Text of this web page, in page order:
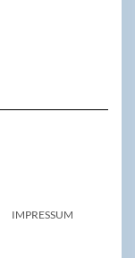
IMPRESSUM